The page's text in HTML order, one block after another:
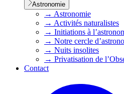
Astronomie
→ Astronomie
→ Activités naturalistes
→ Initiations à
→ Notre cercle
→ Nuits insolites
→ Privatisation de
Contact